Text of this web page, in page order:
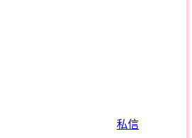
私信